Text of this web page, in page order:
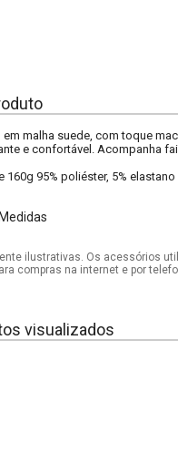
malha suede, com toque
e confortável. Acompanha
160g 95% poliéster, 5% elastano
ilustrativas. Os acessórios
compras na internet e por
visualizados